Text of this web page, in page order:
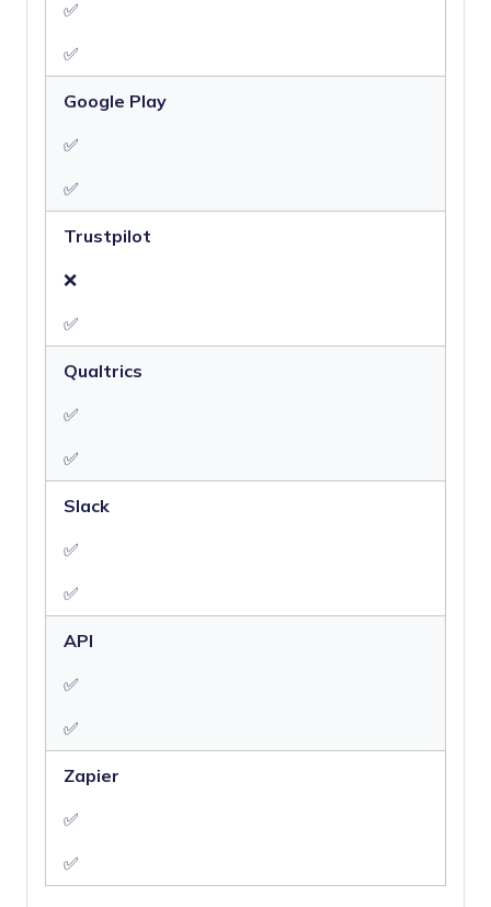
✅
✅
Google Play
✅
✅
Trustpilot
❌
✅
Qualtrics
✅
✅
Slack
✅
✅
API
✅
✅
Zapier
✅
✅